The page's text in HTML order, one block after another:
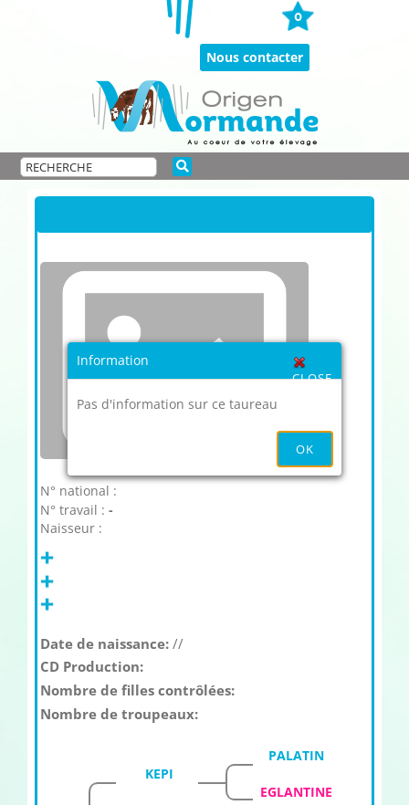
0
Nous contacter
N° national :
N° travail : -
Naisseur :
Date de naissance://
CD Production:
Nombre de filles contrôlées:
Nombre de troupeaux:
KEPI
PALATIN
EGLANTINE
Information
CLOSE
Pas d'information sur ce taureau
OK